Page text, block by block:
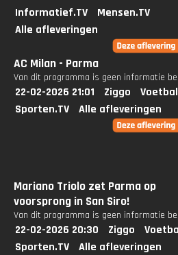
Informatief.TV
Mensen.TV
Alle afleveringen
AC Milan - Parma
Van dit programma is geen informatie
22-02-2026 21:01 Ziggo
Sporten.TV
Alle afleveringen
Mariano Triolo zet Parma op
voorsprong in San Siro!
Van dit programma is geen informatie
22-02-2026 20:30 Ziggo
Sporten.TV
Alle afleveringen